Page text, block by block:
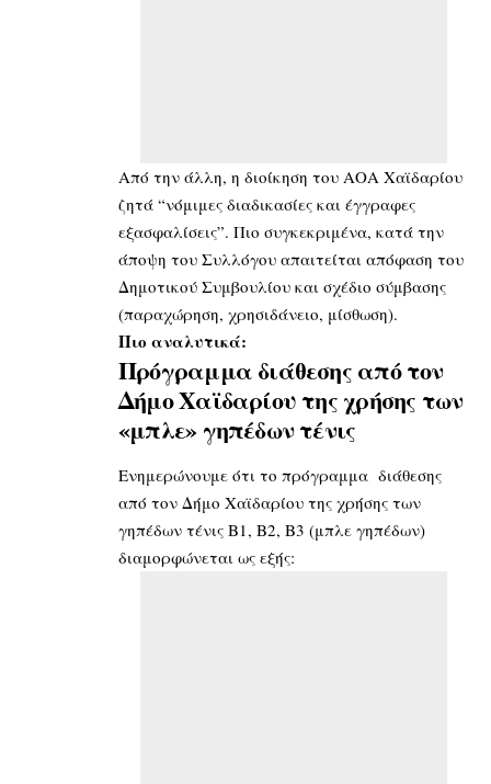
Από την άλλη, η διοίκηση του ΑΟΑ Χαϊδαρίου
ζητά “νόμιμες διαδικασίες και έγγραφες
εξασφαλίσεις”. Πιο συγκεκριμένα, κατά την
άποψη του Συλλόγου απαιτείται απόφαση του
Δημοτικού Συμβουλίου και σχέδιο σύμβασης
(παραχώρηση, χρησιδάνειο, μίσθωση).
Πιο αναλυτικά:
Πρόγραμμα διάθεσης από τον
Δήμο Χαϊδαρίου της χρήσης των
«μπλε» γηπέδων τένις
Ενημερώνουμε ότι το πρόγραμμα διάθεσης
από τον Δήμο Χαϊδαρίου της χρήσης των
γηπέδων τένις Β1, Β2, Β3 (μπλε γηπέδων)
διαμορφώνεται ως εξής: